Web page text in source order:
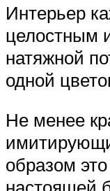
Интерьер
целостным
натяжной
одной
Не менее
образом